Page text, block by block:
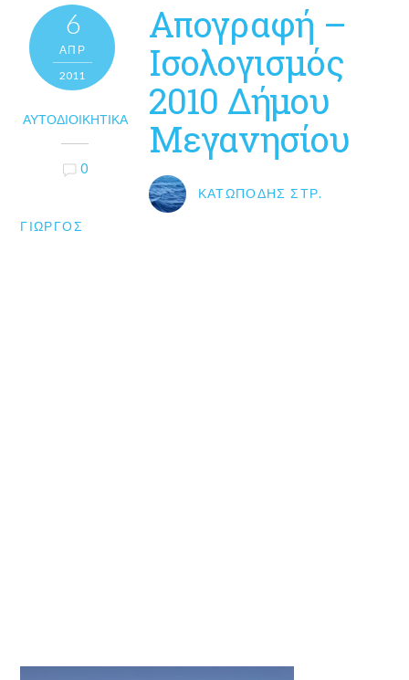
6
ΑΠΡ
2011
ΑΥΤΟΔΙΟΙΚΗΤΙΚΆ
0
Απογραφή –
Ισολογισμός
2010 Δήμου
Μεγανησίου
ΚΑΤΩΠΌΔΗΣ ΣΤΡ.
ΓΙΏΡΓΟΣ